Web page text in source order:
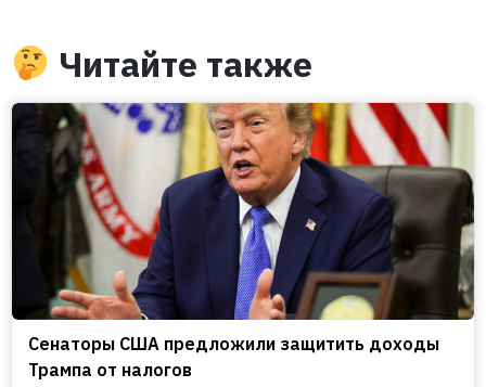
Читайте также
Сенаторы США предложили защитить доходы
Трампа от налогов